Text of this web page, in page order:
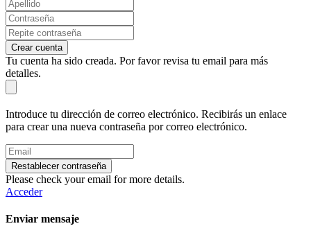
Crear cuenta
Tu cuenta ha sido creada. Por favor revisa tu email para más
detalles.
Introduce tu dirección de correo electrónico. Recibirás un enlace
para crear una nueva contraseña por correo electrónico.
Restablecer contraseña
Please check your email for more details.
Acceder
Enviar mensaje